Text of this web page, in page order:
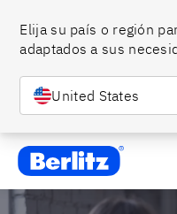
Elija su país o región
adaptados a sus
United States
Berlitz CO